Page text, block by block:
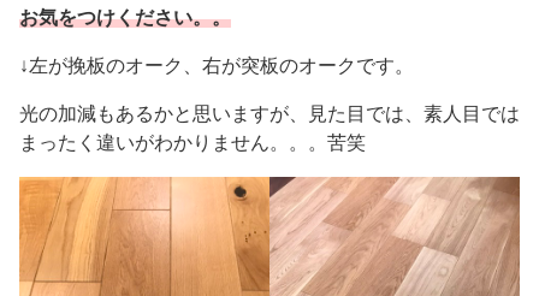
お気をつけください。。
↓左が挽板のオーク、右が突板のオークです。
光の加減もあるかと思いますが、見た目では、素人目では
まったく違いがわかりません。。。苦笑